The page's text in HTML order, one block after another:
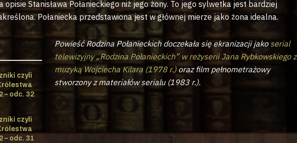
opisie Stanisława Połanieckiego niż jego żony. To jego sylwetka jest bardziej
Połaniecka przedstawiona jest w głównej mierze jako żona idealna.
czyli
– odc. 32
czyli
– odc. 31
Powieść Rodzina Połanieckich doczekała się ekranizacji jako serial
telewizyjny „Rodzina Połanieckich” w reżyserii Jana Rybkowskiego z
muzyką Wojciecha Kilara (1978 r.)oraz film pełnometrażowy
stworzony z materiałów serialu (1983 r.).